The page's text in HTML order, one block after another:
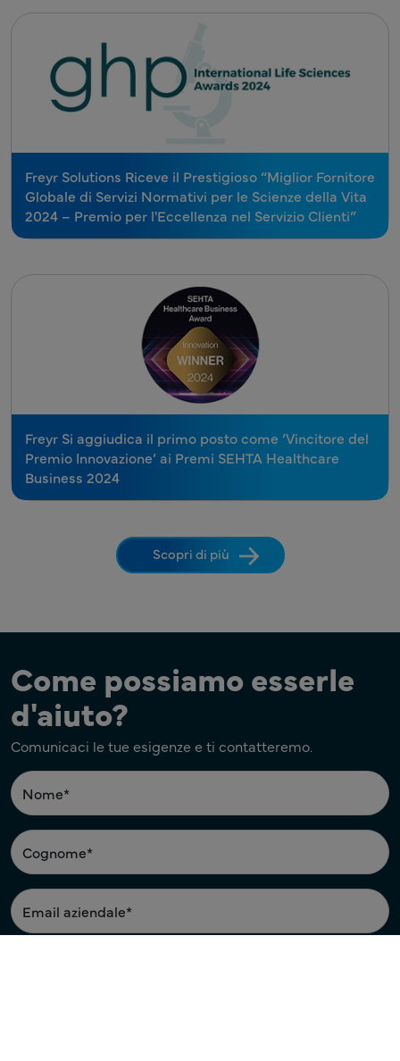
Freyr Solutions Riceve il Prestigioso “Miglior Fornitore
Globale di Servizi Normativi per le Scienze della Vita
2024 – Premio per l'Eccellenza nel Servizio Clienti”
Freyr Si aggiudica il primo posto come ‘Vincitore del
Premio Innovazione’ ai Premi SEHTA Healthcare
Business 2024
Scopri di più
Come possiamo esserle
d'aiuto?
Comunicaci le tue esigenze e ti contatteremo.